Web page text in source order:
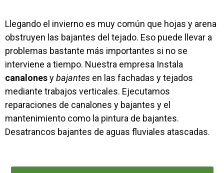
Llegando el invierno es muy común que hojas y arena
obstruyen las bajantes del tejado. Eso puede llevar a
problemas bastante más importantes si no se
interviene a tiempo. Nuestra empresa Instala
canalonesybajantes en las fachadas y tejados
mediante trabajos verticales. Ejecutamos
reparaciones de canalones y bajantes y el
mantenimiento como la pintura de bajantes.
Desatrancos bajantes de aguas fluviales atascadas.